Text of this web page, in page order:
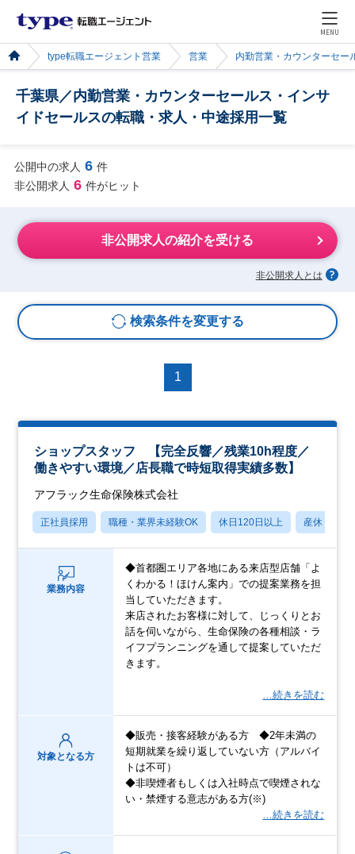
MENU
type転職エージェント営業 営業 内勤営業・カウンターセー
千葉県／内勤営業・カウンターセールス・インサ
イドセールスの転職・求人・中途採用一覧
公開中の求人 6 件
非公開求人 6 件がヒット
非公開求人の紹介を受ける
非公開求人とは
検索条件を変更する
1
ショップスタッフ 【完全反響／残業10h程度／
働きやすい環境／店長職で時短取得実績多数】
アフラック生命保険株式会社
正社員採用 職種・業界未経験OK 休日120日以上 産休・育休
業務内容
◆首都圏エリア各地にある来店型店舗「よ
くわかる！ほけん案内」での提案業務を担
当していただきます。
来店されたお客様に対して、じっくりとお
話を伺いながら、生命保険の各種相談・ラ
イフプランニングを通して提案していただ
きます。
…続きを読む
対象となる方
◆販売・接客経験がある方 ◆2年未満の
短期就業を繰り返していない方（アルバイ
トは不可）
◆非喫煙者もしくは入社時点で喫煙されな
い・禁煙する意志がある方(※)
…続きを読む